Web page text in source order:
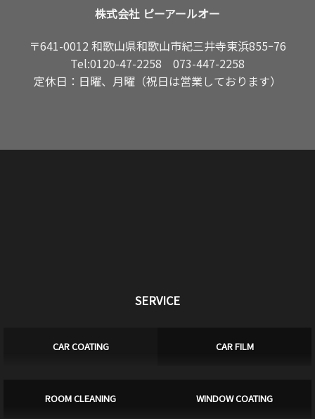
株式会社 ピーアールオー
〒641-0012 和歌山県和歌山市紀三井寺東浜855ｰ76
Tel:0120-47-2258
073-447-2258
定休日：日曜、月曜（祝日は営業しております）
SERVICE
CAR COATING CAR FILM
ROOM CLEANING WINDOW COATING